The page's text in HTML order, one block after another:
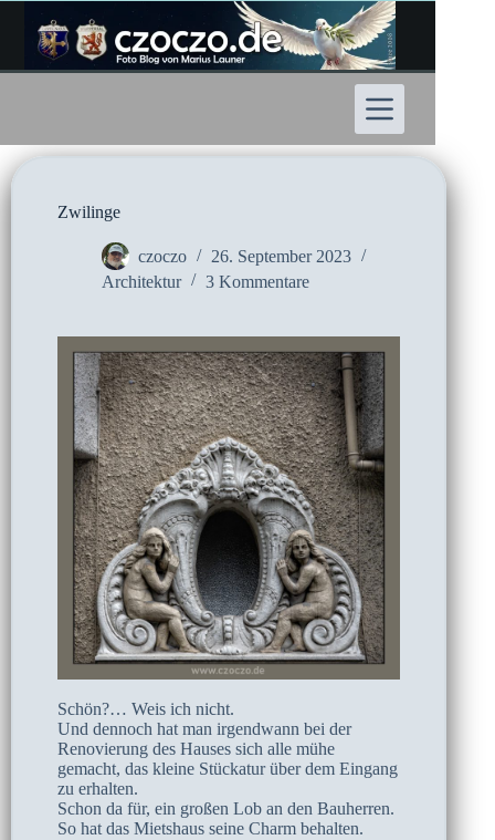
Inhalt
springen
Zwilinge
czoczo
26. September 2023
Architektur
3 Kommentare
Schön?… Weis ich nicht.
Und dennoch hat man irgendwann bei der
Renovierung des Hauses sich alle mühe
gemacht, das kleine Stückatur über dem Eingang
zu erhalten.
Schon da für, ein großen Lob an den Bauherren.
So hat das Mietshaus seine Charm behalten.